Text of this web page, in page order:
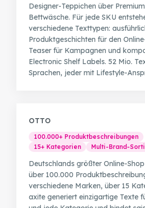
Designer-Teppichen über
Bettwäsche. Für jede SKU
verschiedene Texttypen:
Produktgeschichten für den
Teaser für Kampagnen und
Electronic Shelf Labels. 52 Mio.
Sprachen, jeder mit Lifestyle-
OTTO
100.000+ Produktbeschreibungen
15+ Kategorien
Multi-Brand-
Deutschlands größter Online-
über 100.000
verschiedene Marken, über 15
axite generiert einzigartige Texte